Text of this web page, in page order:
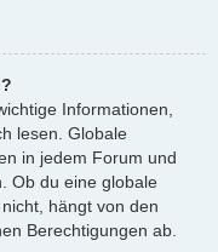
Informationen,
lesen. Globale
in jedem Forum und
Ob du eine globale
hängt von den
Berechtigungen ab.